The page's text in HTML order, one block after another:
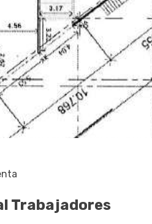
Trabajadores